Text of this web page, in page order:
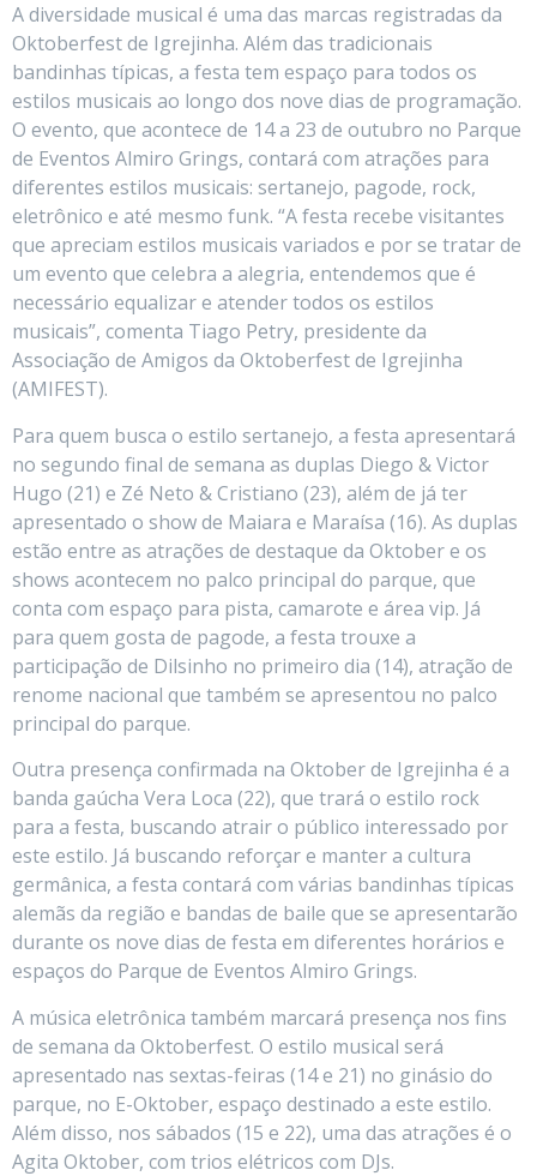
A diversidade musical é uma das marcas registradas da
Oktoberfest de Igrejinha. Além das tradicionais
bandinhas típicas, a festa tem espaço para todos os
estilos musicais ao longo dos nove dias de programação.
O evento, que acontece de 14 a 23 de outubro no Parque
de Eventos Almiro Grings, contará com atrações para
diferentes estilos musicais: sertanejo, pagode, rock,
eletrônico e até mesmo funk. “A festa recebe visitantes
que apreciam estilos musicais variados e por se tratar de
um evento que celebra a alegria, entendemos que é
necessário equalizar e atender todos os estilos
musicais”, comenta Tiago Petry, presidente da
Associação de Amigos da Oktoberfest de Igrejinha
(AMIFEST).
Para quem busca o estilo sertanejo, a festa apresentará
no segundo final de semana as duplas Diego & Victor
Hugo (21) e Zé Neto & Cristiano (23), além de já ter
apresentado o show de Maiara e Maraísa (16). As duplas
estão entre as atrações de destaque da Oktober e os
shows acontecem no palco principal do parque, que
conta com espaço para pista, camarote e área vip. Já
para quem gosta de pagode, a festa trouxe a
participação de Dilsinho no primeiro dia (14), atração de
renome nacional que também se apresentou no palco
principal do parque.
Outra presença confirmada na Oktober de Igrejinha é a
banda gaúcha Vera Loca (22), que trará o estilo rock
para a festa, buscando atrair o público interessado por
este estilo. Já buscando reforçar e manter a cultura
germânica, a festa contará com várias bandinhas típicas
alemãs da região e bandas de baile que se apresentarão
durante os nove dias de festa em diferentes horários e
espaços do Parque de Eventos Almiro Grings.
A música eletrônica também marcará presença nos fins
de semana da Oktoberfest. O estilo musical será
apresentado nas sextas-feiras (14 e 21) no ginásio do
parque, no E-Oktober, espaço destinado a este estilo.
Além disso, nos sábados (15 e 22), uma das atrações é o
Agita Oktober, com trios elétricos com DJs.